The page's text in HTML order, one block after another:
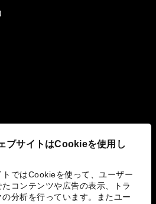
ブサイトはCookieを使用し
トではCookieを使って、ユーザー
たコンテンツや広告の表示、トラ
の分析を行っています。またユー
り組み